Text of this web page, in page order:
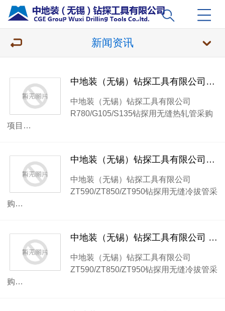
新闻资讯
中地装（无锡）钻探工具有限公司R780/G105/S135钻探用无缝热轧管采购项目（第二次）公开招标公告
中地装（无锡）钻探工具有限公司
R780/G105/S135钻探用无缝热轧管采购
项目…
中地装（无锡）钻探工具有限公司ZT590/ZT850/ZT950钻探用无缝冷拔管采购项目（第二次）公开招标公告
中地装（无锡）钻探工具有限公司
ZT590/ZT850/ZT950钻探用无缝冷拔管采
购…
中地装（无锡）钻探工具有限公司 ZT590/ZT850/ZT950钻探用无缝冷拔管采购项目流标公告
中地装（无锡）钻探工具有限公司
ZT590/ZT850/ZT950钻探用无缝冷拔管采
购…